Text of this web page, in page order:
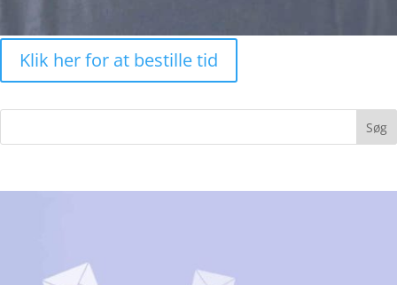
Klik her for at bestille tid
Søg